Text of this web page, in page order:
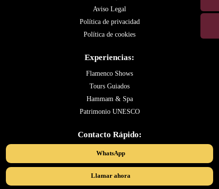
Aviso Legal
Política de privacidad
Política de cookies
Experiencias:
Flamenco Shows
Tours Guiados
Hammam & Spa
Patrimonio UNESCO
Contacto Rápido:
WhatsApp
Llamar ahora